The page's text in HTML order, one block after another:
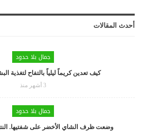
أحدث المقالات
جمال بلا حدود
كيف تعدين كريماً ليلياً بالتفاح لتغذية
3 أشهر منذ
جمال بلا حدود
وضعت ظرف الشاي الأخضر على شفتيها.